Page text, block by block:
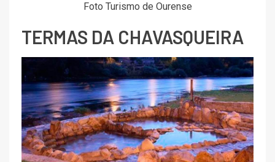
Foto Turismo de Ourense
TERMAS DA CHAVASQUEIRA